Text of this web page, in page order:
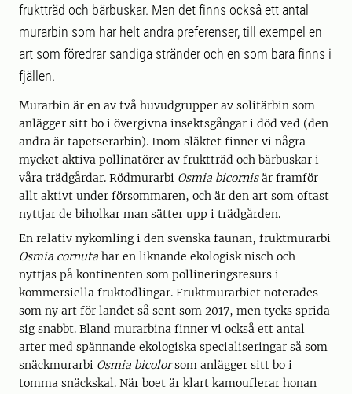
fruktträd och bärbuskar. Men det finns också ett antal
murarbin som har helt andra preferenser, till exempel en
art som föredrar sandiga stränder och en som bara finns i
fjällen.
Murarbin är en av två huvudgrupper av solitärbin som
anlägger sitt bo i övergivna insektsgångar i död ved (den
andra är tapetserarbin). Inom släktet finner vi några
mycket aktiva pollinatörer av fruktträd och bärbuskar i
våra trädgårdar. Rödmurarbi Osmia bicornisär framför
allt aktivt under försommaren, och är den art som oftast
nyttjar de biholkar man sätter upp i trädgården.
En relativ nykomling i den svenska faunan, fruktmurarbi
Osmia cornuta har en liknande ekologisk nisch och
nyttjas på kontinenten som pollineringsresurs i
kommersiella fruktodlingar. Fruktmurarbiet noterades
som ny art för landet så sent som 2017, men tycks sprida
sig snabbt. Bland murarbina finner vi också ett antal
arter med spännande ekologiska specialiseringar så som
snäckmurarbi Osmia bicolorsom anlägger sitt bo i
tomma snäckskal. När boet är klart kamouflerar honan